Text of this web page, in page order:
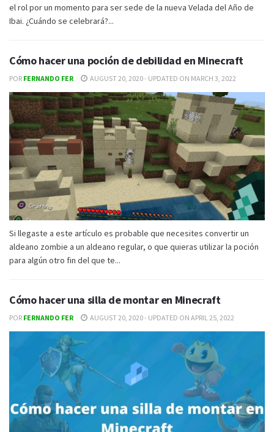
el rol por un momento para ser sede de la nueva Velada del Año de
Ibai. ¿Cuándo se celebrará?...
Cómo hacer una poción de debilidad en Minecraft
POR FERNANDO FER AUGUST 20, 2020 - UPDATED ON MARCH 3, 2022
Si llegaste a este artículo es probable que necesites convertir un
aldeano zombie a un aldeano regular, o que quieras utilizar la poción
para algún otro fin del que te...
Cómo hacer una silla de montar en Minecraft
POR FERNANDO FER AUGUST 20, 2020 - UPDATED ON APRIL 25, 2022